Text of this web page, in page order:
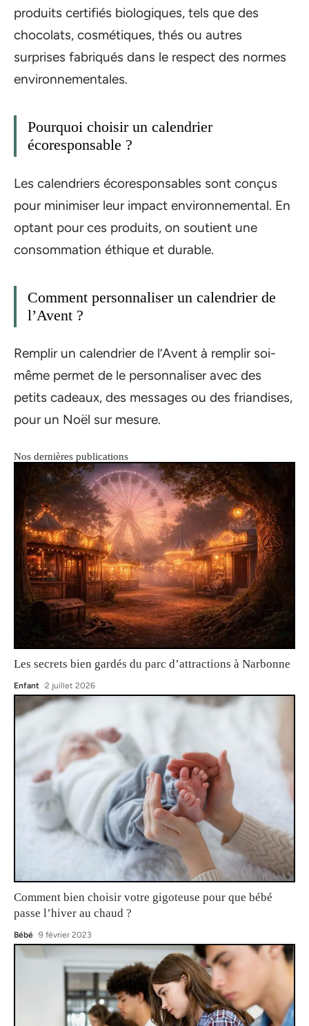
produits certifiés biologiques, tels que des
chocolats, cosmétiques, thés ou autres
surprises fabriqués dans le respect des normes
environnementales.
Pourquoi choisir un calendrier
écoresponsable ?
Les calendriers écoresponsables sont conçus
pour minimiser leur impact environnemental. En
optant pour ces produits, on soutient une
consommation éthique et durable.
Comment personnaliser un calendrier de
l’Avent ?
Remplir un calendrier de l’Avent à remplir soi-
même permet de le personnaliser avec des
petits cadeaux, des messages ou des friandises,
pour un Noël sur mesure.
Nos dernières publications
Les secrets bien gardés du parc d’attractions à Narbonne
Enfant 2 juillet 2026
Comment bien choisir votre gigoteuse pour que bébé
passe l’hiver au chaud ?
Bébé 9 février 2023